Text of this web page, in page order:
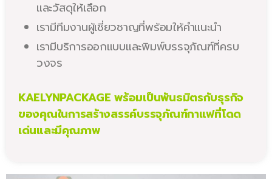
และวัสดุให้เลือก
เรามีทีมงานผู้เชี่ยวชาญที่พร้อมให้คำแนะนำ
เรามีบริการออกแบบและพิมพ์บรรจุภัณฑ์ที่ครบ
วงจร
KAELYNPACKAGE พร้อมเป็นพันธมิตรกับธุรกิจ
ของคุณในการสร้างสรรค์บรรจุภัณฑ์กาแฟที่โดด
เด่นและมีคุณภาพ